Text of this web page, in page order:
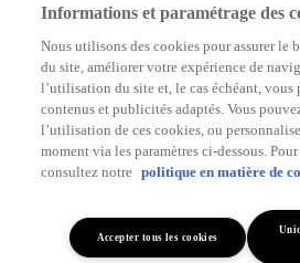
Support (FAQ)
Mentions légales
Data sharing
Accessibilité
(Opens in new window)
(Opens in new window)
(Opens in new window)
© Toyota. All rights served 2026
Informations et paramétrage des
Nous utilisons des cookies pour assurer le
du site, améliorer votre expérience de
l’utilisation du site et, le cas échéant, vous
contenus et publicités adaptés. Vous
l’utilisation de ces cookies, ou
moment via les paramètres ci-dessous.
consultez notre politique en matière de
Accepter tous les cookies